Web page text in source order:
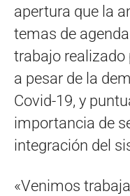
apertura que la
temas de
trabajo realizado
a pesar de la
Covid-19, y
importancia de
integración del
«Venimos